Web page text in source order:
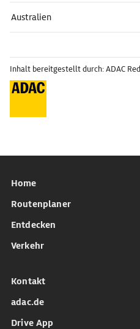
Australien
Inhalt bereitgestellt durch: ADAC
Home
Routenplaner
Entdecken
Verkehr
Kontakt
adac.de
Drive App